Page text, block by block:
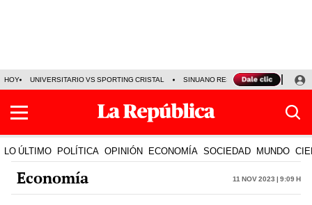
HOY UNIVERSITARIO VS SPORTING CRISTAL SINUANO RESULTADOS HOY
LO ÚLTIMO POLÍTICA OPINIÓN ECONOMÍA SOCIEDAD MUNDO
Economía 11 Nov 2023 | 9:09 h